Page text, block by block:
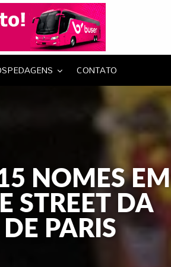
CONTATO
NOMES EM
STREET DA
PARIS